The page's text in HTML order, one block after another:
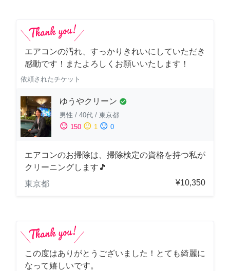
エアコンの汚れ、すっかりきれいにしていただき
感動です！またよろしくお願いいたします！
依頼されたチケット
ゆうやクリーン check_circle
男性 / 40代 / 東京都
sentiment_satisfied 150 sentiment_neutral 1 sentiment_dissatisfied 0
エアコンのお掃除は、掃除検定の資格を持つ私が
クリーニングします🎵
東京都
¥10,350
この度はありがとうございました！とても綺麗に
なって嬉しいです。